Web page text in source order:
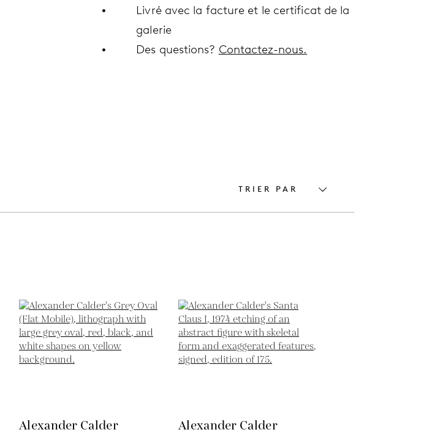
Livré avec la facture et le certificat de la
galerie
Des questions? Contactez-nous.
TRIER PAR
Alexander Calder
Alexander Calder